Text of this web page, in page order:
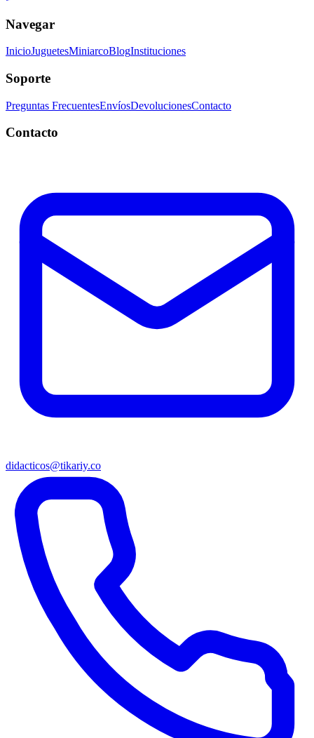
Navegar
InicioJuguetesMiniarcoBlogInstituciones
Soporte
Preguntas FrecuentesEnvíosDevolucionesContacto
Contacto
didacticos@tikariy.co